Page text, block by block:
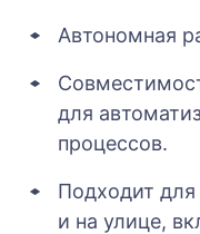
Автономная
для
процессов.
Подходит
и на улице,